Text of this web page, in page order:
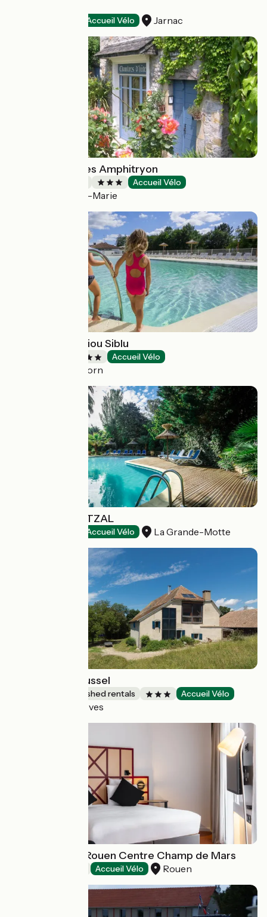
Accueil Vélo Jarnac
Chambre d'hôtes Amphitryon
Accueil Vélo
Oloron-Sainte-Marie
Camping Le Pipiou Siblu
Accueil Vélo
Parentis-en-Born
HOTEL LE QUETZAL
Accueil Vélo La Grande-Motte
Domaine le Galussel
Lodgings and furnished rentals Accueil Vélo
Châtel-en-Trièves
Hôtel Mercure Rouen Centre Champ de Mars
Accueil Vélo Rouen